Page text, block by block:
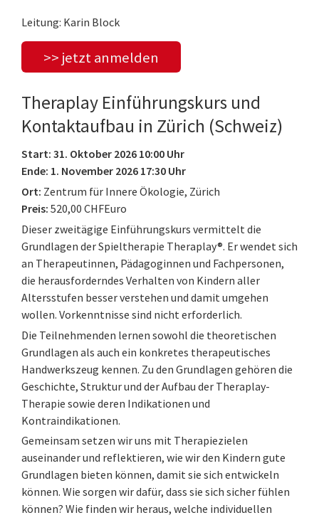
Leitung: Karin Block
>> jetzt anmelden
Theraplay Einführungskurs und
Kontaktaufbau in Zürich (Schweiz)
Start: 31. Oktober 2026 10:00 Uhr
Ende: 1. November 2026 17:30 Uhr
Ort: Zentrum für Innere Ökologie, Zürich
Preis: 520,00 CHFEuro
Dieser zweitägige Einführungskurs vermittelt die
Grundlagen der Spieltherapie Theraplay®. Er wendet sich
an Therapeutinnen, Pädagoginnen und Fachpersonen,
die herausforderndes Verhalten von Kindern aller
Altersstufen besser verstehen und damit umgehen
wollen. Vorkenntnisse sind nicht erforderlich.
Die Teilnehmenden lernen sowohl die theoretischen
Grundlagen als auch ein konkretes therapeutisches
Handwerkszeug kennen. Zu den Grundlagen gehören die
Geschichte, Struktur und der Aufbau der Theraplay-
Therapie sowie deren Indikationen und
Kontraindikationen.
Gemeinsam setzen wir uns mit Therapiezielen
auseinander und reflektieren, wie wir den Kindern gute
Grundlagen bieten können, damit sie sich entwickeln
können. Wie sorgen wir dafür, dass sie sich sicher fühlen
können? Wie finden wir heraus, welche individuellen